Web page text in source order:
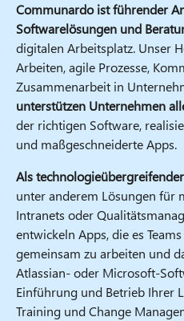
Communardo ist führender
Softwarelösungen und
digitalen Arbeitsplatz. Unser
Arbeiten, agile Prozesse,
Zusammenarbeit in
unterstützen Unternehmen
der richtigen Software,
und maßgeschneiderte Apps.
Als
unter anderem Lösungen für
Intranets oder
entwickeln Apps, die es
gemeinsam zu arbeiten und
Atlassian- oder Microsoft-
Einführung und Betrieb Ihrer
Training und Change